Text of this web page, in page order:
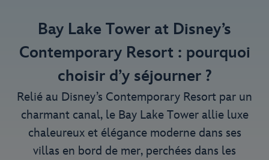
Bay Lake Tower at Disney’s
Contemporary Resort : pourquoi
choisir d’y séjourner ?
Relié au Disney’s Contemporary Resort par un
charmant canal, le Bay Lake Tower allie luxe
chaleureux et élégance moderne dans ses
villas en bord de mer, perchées dans les